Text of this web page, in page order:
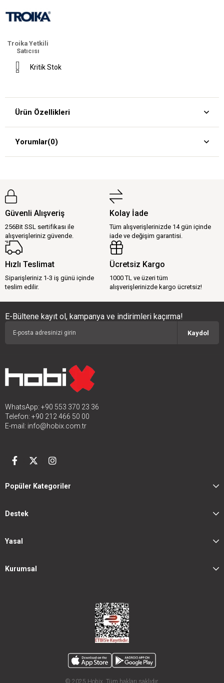
Troika Yetkili
Satıcısı
Kritik Stok
Ürün Özellikleri
Yorumlar(0)
Güvenli Alışveriş
256Bit SSL sertifikası ile
alışverişleriniz güvende.
Kolay İade
Tüm alışverişlerinizde 14 gün içinde
iade ve değişim garantisi.
Hızlı Teslimat
Siparişleriniz 1-3 iş günü içinde
teslim edilir.
Ücretsiz Kargo
1000 TL ve üzeri tüm
alışverişlerinizde kargo ücretsiz!
E-Bültene kayıt ol, kampanya ve indirimleri kaçırma!
Kaydol
WhatsApp: +90 553 370 23 36
Telefon: +90 212 466 50 00
E-mail: info@hobix.com.tr
Popüler Kategoriler
Destek
Yasal
Kurumsal